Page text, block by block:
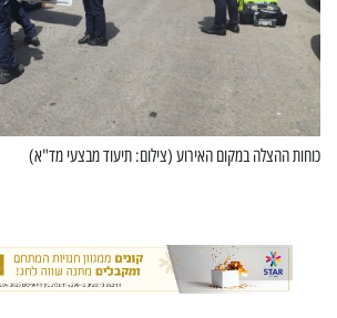
כוחות ההצלה במקום האירוע (צילום: תיעוד מבצעי מד"א)